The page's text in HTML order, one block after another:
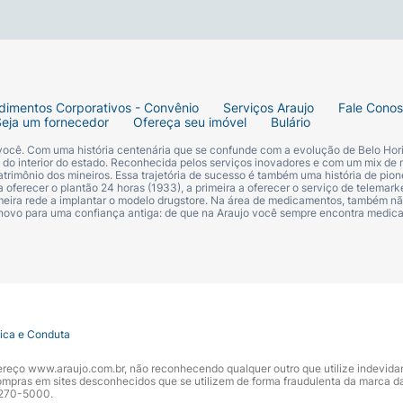
que desejam um toque de glamuroso nas suas unhas.
cores que representem sua individualidade.
prontas para brilhar! Adicione um toque de diversão
Corporativos - Convênio Serviços Araujo
Fale
um fornecedor
Ofereça seu imóvel Bulário
Com uma história centenária que se confunde com a evolução de Belo
interior do estado. Reconhecida pelos serviços inovadores e com um mix de
dos mineiros. Essa trajetória de sucesso é também uma história de
o plantão 24 horas (1933), a primeira a oferecer o serviço de
rede a implantar o modelo drugstore. Na área de medicamentos, também
para uma confiança antiga: de que na Araujo você sempre encontra
e Conduta
www.araujo.com.br, não reconhecendo qualquer outro que utilize
em sites desconhecidos que se utilizem de forma fraudulenta da marca
5000.